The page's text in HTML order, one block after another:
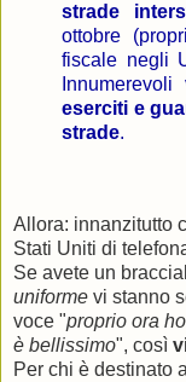
strade
ottobre
fiscale negli
eserciti e
strade.
Allora: innanzitutto
Stati Uniti di
Se avete un
uniforme vi stanno
voce "proprio ora
è bellissimo", così
Per chi è destinato